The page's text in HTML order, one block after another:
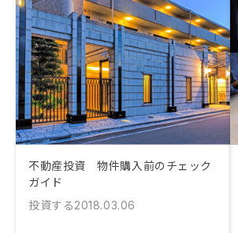
不動産投資 物件購入前のチェック
ガイド
投資する2018.03.06